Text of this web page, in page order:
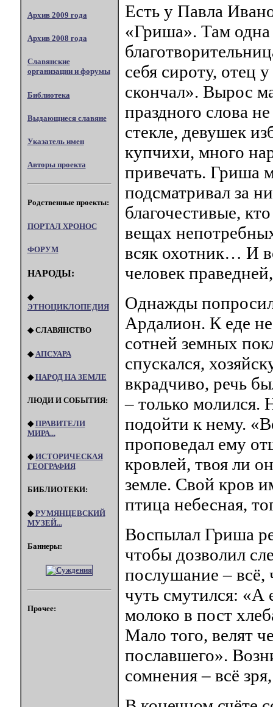
Архив 2009 года
Архив 2008 года
Славянские
организации и форумы
Библиотека
Выдающиеся славяне
Указатель имен
Авторы проекта
Родственные проекты:
ПОРТАЛ XPOHOC
ФОРУМ
НАРОДЫ:
◆
ЭТНОЦИКЛОПЕДИЯ
◆ СЛАВЯНСТВО
◆ АПСУАРА
◆НАРОД НА ЗЕМЛЕ
ЛЮДИ И СОБЫТИЯ:
◆ПРАВИТЕЛИ
МИРА...
◆ИСТОРИЧЕСКАЯ
ГЕОГРАФИЯ
БИБЛИОТЕКИ:
◆РУМЯНЦЕВСКИЙ
МУЗЕЙ...
Баннеры:
Прочее:
Есть у Павла
«Гриша». Там одна
себя сироту, отец
скончал». Вырос
праздного слова
стекле, девушек
купчихи, много
привечать. Гриша
подсматривал за
благочестивые,
вещах
всяк охотник… И
человек
Однажды
Ардалион. К еде
сотней земных
спускался,
вкрадчиво, речь
– только молился.
подойти к нему.
проповедал ему
кровлей, твоя ли
земле. Свой кров
птица небесная,
Воспылал Гриша
чтобы дозволил
послушание – всё,
чуть смутился: «А
молоко в пост
Мало того, велят
пославшего».
сомнения – всё